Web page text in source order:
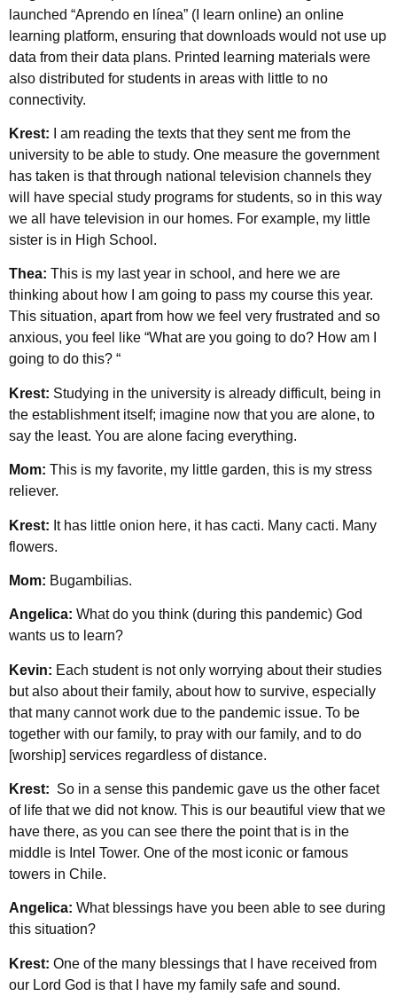
launched “Aprendo en línea” (I learn online) an online
learning platform, ensuring that downloads would not use up
data from their data plans. Printed learning materials were
also distributed for students in areas with little to no
connectivity.
Krest: I am reading the texts that they sent me from the
university to be able to study. One measure the government
has taken is that through national television channels they
will have special study programs for students, so in this way
we all have television in our homes. For example, my little
sister is in High School.
Thea: This is my last year in school, and here we are
thinking about how I am going to pass my course this year.
This situation, apart from how we feel very frustrated and so
anxious, you feel like “What are you going to do? How am I
going to do this? “
Krest: Studying in the university is already difficult, being in
the establishment itself; imagine now that you are alone, to
say the least. You are alone facing everything.
Mom: This is my favorite, my little garden, this is my stress
reliever.
Krest: It has little onion here, it has cacti. Many cacti. Many
flowers.
Mom: Bugambilias.
Angelica: What do you think (during this pandemic) God
wants us to learn?
Kevin: Each student is not only worrying about their studies
but also about their family, about how to survive, especially
that many cannot work due to the pandemic issue. To be
together with our family, to pray with our family, and to do
[worship] services regardless of distance.
Krest: So in a sense this pandemic gave us the other facet
of life that we did not know. This is our beautiful view that we
have there, as you can see there the point that is in the
middle is Intel Tower. One of the most iconic or famous
towers in Chile.
Angelica: What blessings have you been able to see during
this situation?
Krest: One of the many blessings that I have received from
our Lord God is that I have my family safe and sound.